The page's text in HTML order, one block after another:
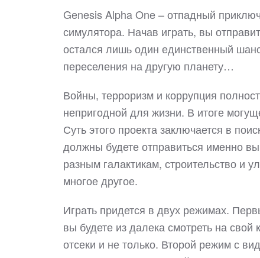
Genesis Alpha One – отпадный
симулятора. Начав играть, вы
остался лишь один единственный
переселения на другую планету…
Войны, терроризм и коррупция
непригодной для жизни. В итоге
Суть этого проекта заключается в
должны будете отправиться именно
разным галактикам, строительство и
многое другое.
Играть придется в двух режимах.
вы будете из далека смотреть на
отсеки и не только. Второй режим с